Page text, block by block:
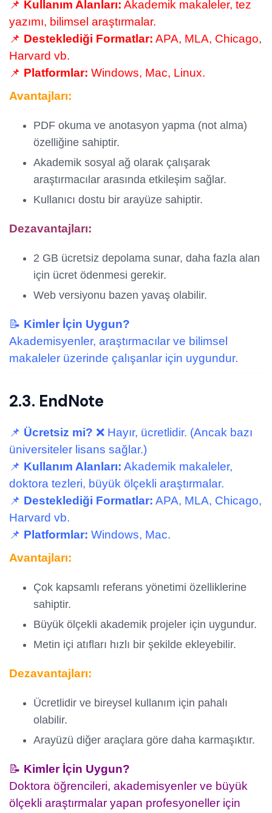
📌 Kullanım Alanları: Akademik makaleler, tez
yazımı, bilimsel araştırmalar.
📌 Desteklediği Formatlar: APA, MLA, Chicago,
Harvard vb.
📌 Platformlar: Windows, Mac, Linux.
Avantajları:
PDF okuma ve anotasyon yapma (not alma)
özelliğine sahiptir.
Akademik sosyal ağ olarak çalışarak
araştırmacılar arasında etkileşim sağlar.
Kullanıcı dostu bir arayüze sahiptir.
Dezavantajları:
2 GB ücretsiz depolama sunar, daha fazla alan
için ücret ödenmesi gerekir.
Web versiyonu bazen yavaş olabilir.
📝 Kimler İçin Uygun?
Akademisyenler, araştırmacılar ve bilimsel
makaleler üzerinde çalışanlar için uygundur.
2.3. EndNote
📌 Ücretsiz mi? ❌ Hayır, ücretlidir. (Ancak bazı
üniversiteler lisans sağlar.)
📌 Kullanım Alanları: Akademik makaleler,
doktora tezleri, büyük ölçekli araştırmalar.
📌 Desteklediği Formatlar: APA, MLA, Chicago,
Harvard vb.
📌 Platformlar: Windows, Mac.
Avantajları:
Çok kapsamlı referans yönetimi özelliklerine
sahiptir.
Büyük ölçekli akademik projeler için uygundur.
Metin içi atıfları hızlı bir şekilde ekleyebilir.
Dezavantajları:
Ücretlidir ve bireysel kullanım için pahalı
olabilir.
Arayüzü diğer araçlara göre daha karmaşıktır.
📝 Kimler İçin Uygun?
Doktora öğrencileri, akademisyenler ve büyük
ölçekli araştırmalar yapan profesyoneller için